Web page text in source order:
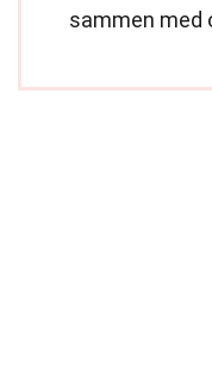
sammen med